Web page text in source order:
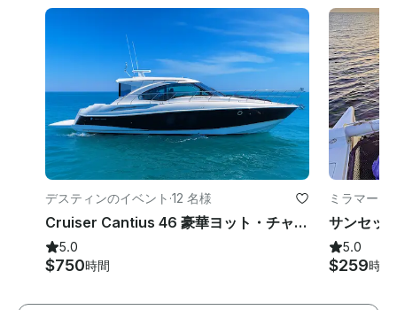
デスティンのイベント ·12 名様
Cruiser Cantius 46 豪華ヨット・チャーター・イン・ミラマー・ビーチ、サンデスティン、デスティン
5.0
$750時間
ミラマー・
サンセッ
5.0
$259時間